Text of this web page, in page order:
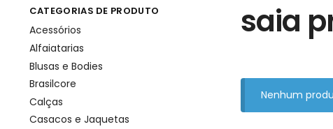
saia
Nenhum
CATEGORIAS DE PRODUTO
Acessórios
Alfaiatarias
Blusas e Bodies
Brasilcore
Calças
Casacos e Jaquetas